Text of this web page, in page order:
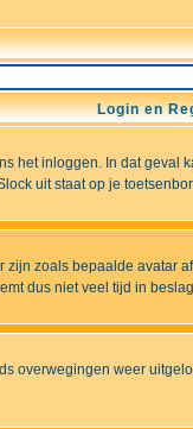
Login en
het inloggen. In dat
uit staat op je
zoals bepaalde
dus niet veel tijd in
overwegingen weer